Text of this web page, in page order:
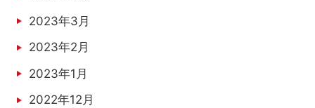
2023年3月
2023年2月
2023年1月
2022年12月